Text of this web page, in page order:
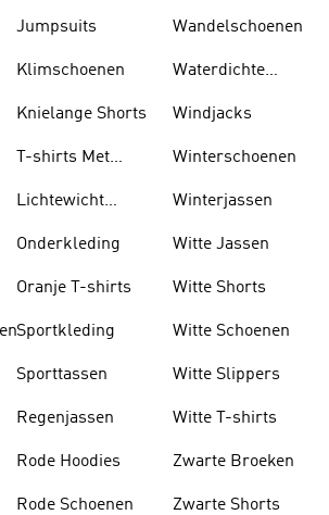
Jumpsuits
Klimschoenen
Knielange Shorts
T-shirts Met
Lichtewicht
Onderkleding
Oranje T-shirts
Sportkleding
Sporttassen
Regenjassen
Rode Hoodies
Rode Schoenen
Wandelschoenen
Waterdichte
Windjacks
Winterschoenen
Winterjassen
Witte Jassen
Witte Shorts
Witte Schoenen
Witte Slippers
Witte T-shirts
Zwarte Broeken
Zwarte Shorts